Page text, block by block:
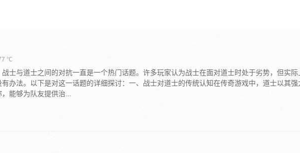
℃
士与道士之间的对抗一直是一个热门话题。许多玩家认为战士在面对道士时处于劣势，但实际
办法。以下是对这一话题的详细探讨：一、战士对道士的传统认知‌在传奇游戏中，道士以其强
能够为队友提供治...